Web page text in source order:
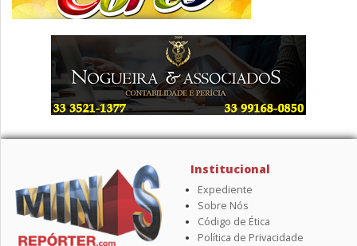
Institucional
Expediente
Sobre Nós
Código de Ética
Política de Privacidade